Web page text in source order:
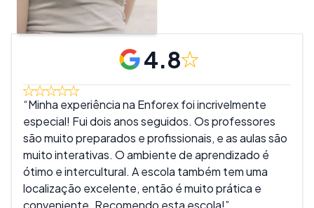
4.8
Minha experiência na Enforex foi incrivelmente
especial! Fui dois anos seguidos. Os professores
são muito preparados e profissionais, e as aulas são
muito interativas. O ambiente de aprendizado é
ótimo e intercultural. A escola também tem uma
localização excelente, então é muito prática e
conveniente. Recomendo esta escola!